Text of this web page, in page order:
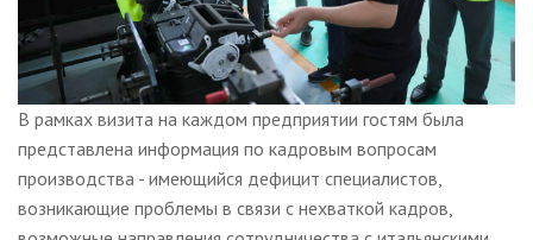
В рамках визита на каждом предприятии гостям была
представлена информация по кадровым вопросам
производства - имеющийся дефицит специалистов,
возникающие проблемы в связи с нехваткой кадров,